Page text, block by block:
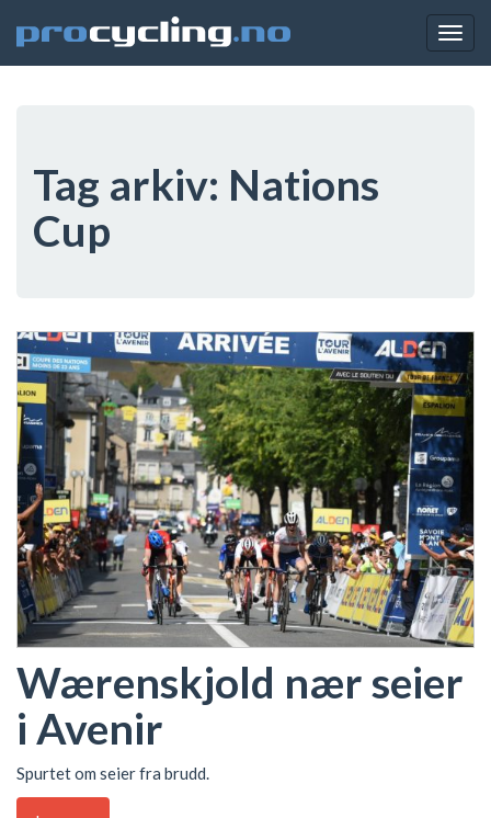
Tag arkiv: Nations
Cup
Wærenskjold nær seier
i Avenir
Spurtet om seier fra brudd.